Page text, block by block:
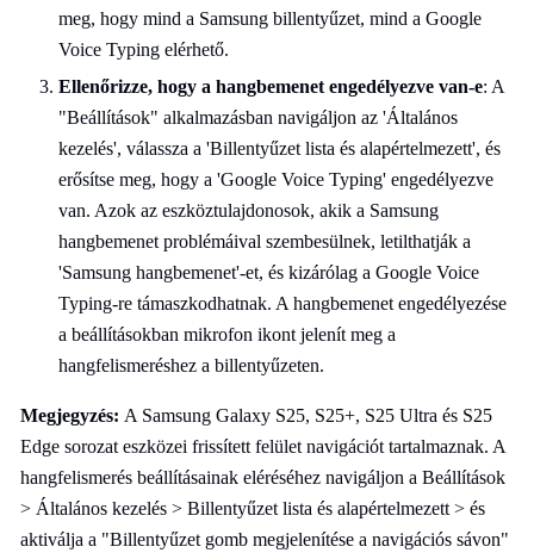
meg, hogy mind a Samsung billentyűzet, mind a Google
Voice Typing elérhető.
Ellenőrizze, hogy a hangbemenet engedélyezve van-e: A
"Beállítások" alkalmazásban navigáljon az 'Általános
kezelés', válassza a 'Billentyűzet lista és alapértelmezett', és
erősítse meg, hogy a 'Google Voice Typing' engedélyezve
van. Azok az eszköztulajdonosok, akik a Samsung
hangbemenet problémáival szembesülnek, letilthatják a
'Samsung hangbemenet'-et, és kizárólag a Google Voice
Typing-re támaszkodhatnak. A hangbemenet engedélyezése
a beállításokban mikrofon ikont jelenít meg a
hangfelismeréshez a billentyűzeten.
Megjegyzés: A Samsung Galaxy S25, S25+, S25 Ultra és S25
Edge sorozat eszközei frissített felület navigációt tartalmaznak. A
hangfelismerés beállításainak eléréséhez navigáljon a Beállítások
> Általános kezelés > Billentyűzet lista és alapértelmezett > és
aktiválja a "Billentyűzet gomb megjelenítése a navigációs sávon"